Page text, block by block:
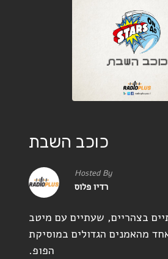
כוכב השבת
Hosted By
רדיו פלוס
בצהריים, שעתיים עם מיטב
מהאמנים הגדולים במוסיקת
הפופ.